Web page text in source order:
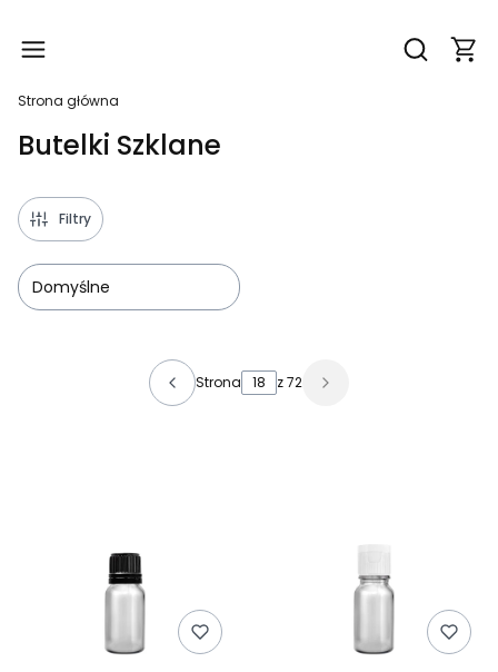
Otwórz
Strona główna
Butelki Szklane
Filtry
Domyślne
Lista produktów
Strona z 72